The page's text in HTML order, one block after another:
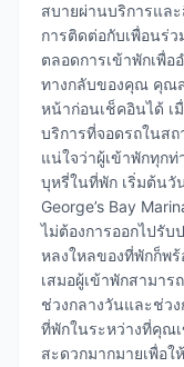
สบายผ่านบริการแล
การติดต่อกับเพื่อนร่
ตลอดการเข้าพักเพื่
ทางกลับของคุณ คุณ
หน้าก่อนเช็คอินได้ เ
บริการที่จอดรถในส
แน่ใจว่าผู้เข้าพักทุก
บุหรี่ในที่พัก เริ่มต้นวั
George’s Bay
ไม่ต้องการออกไปรั
หลงใหลของที่พักก็พ
เสมอผู้เข้าพักสามาร
ช่วงกลางวันและช่ว
ที่พักในระหว่างที่คุณ
สะดวกมากมายเพื่อ